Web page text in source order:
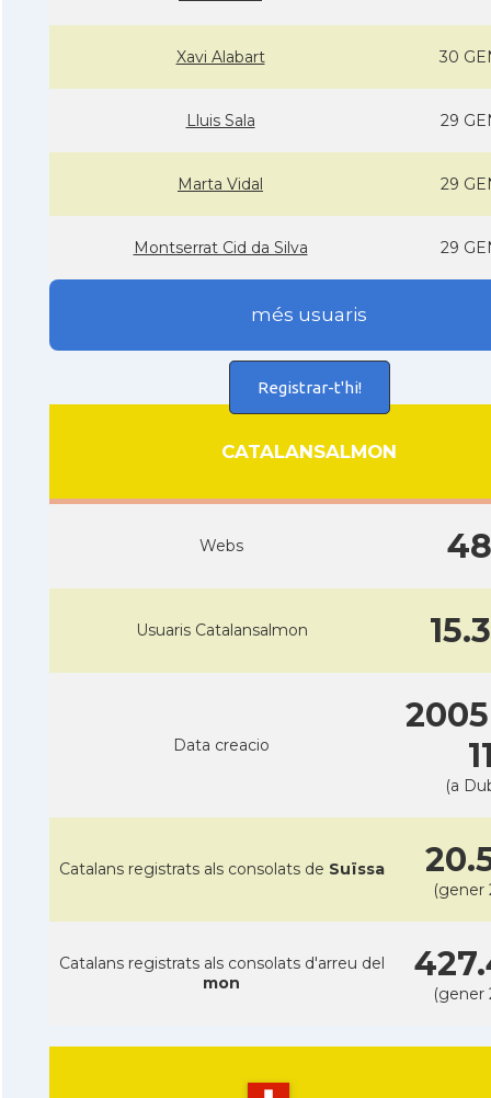
Xavi Alabart 30
Lluis Sala 29
Marta Vidal 29
Montserrat Cid da Silva 29
més usuaris
Registrar-t'hi!
CATALANSALMON
Webs
Usuaris Catalansalmon
Data creacio
(a
Catalans registrats als consolats de Suïssa
(gener
Catalans registrats als consolats d'arreu del
mon
(gener